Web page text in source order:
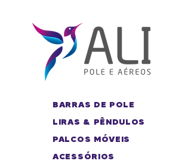
BARRAS DE POLE
LIRAS & PÊNDULOS
PALCOS MÓVEIS
ACESSÓRIOS